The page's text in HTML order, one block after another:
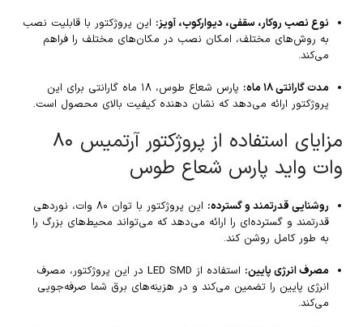
نوع نصب روکار، سقفی، دیوارکوب، آویز: این پروژکتور با قابلیت نصب
به روش‌های مختلف، امکان نصب در مکان‌های مختلف را فراهم
می‌کند.
مدت گارانتی ۱۸ ماه:
پارس شعاع طوس، ۱۸ ماه گارانتی برای این
پروژکتور ارائه می‌دهد که نشان دهنده کیفیت بالای محصول است.
مزایای استفاده از پروژکتور آرتمیس ۸۰
وات واید پارس شعاع طوس
روشنایی قدرتمند و گسترده:
این پروژکتور با توان ۸۰ وات، نوردهی
قدرتمند و گسترده‌ای را ارائه می‌دهد که می‌تواند محیط‌های بزرگ را
به طور کامل روشن کند.
مصرف انرژی پایین:
استفاده از LED SMD در این پروژکتور، مصرف
انرژی پایین را تضمین می‌کند و در هزینه‌های برق شما صرفه‌جویی
می‌کند.